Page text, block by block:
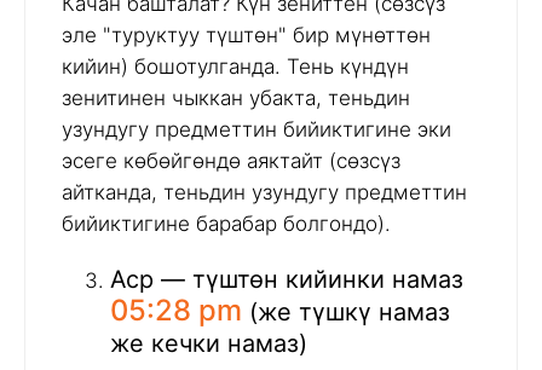
эле "туруктуу түштөн" бир мүнөттөн
кийин) бошотулганда. Тень күндүн
зенитинен чыккан убакта, теньдин
узундугу предметтин бийиктигине эки
эсеге көбөйгөндө аяктайт (сөзсүз
айтканда, теньдин узундугу предметтин
бийиктигине барабар болгондо).
Аср — түштөн кийинки намаз
05:28 pm (же түшкү намаз
же кечки намаз)